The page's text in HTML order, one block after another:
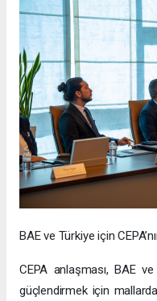
BAE ve Türkiye için
CEPA anlaşması, BAE
güçlendirmek için